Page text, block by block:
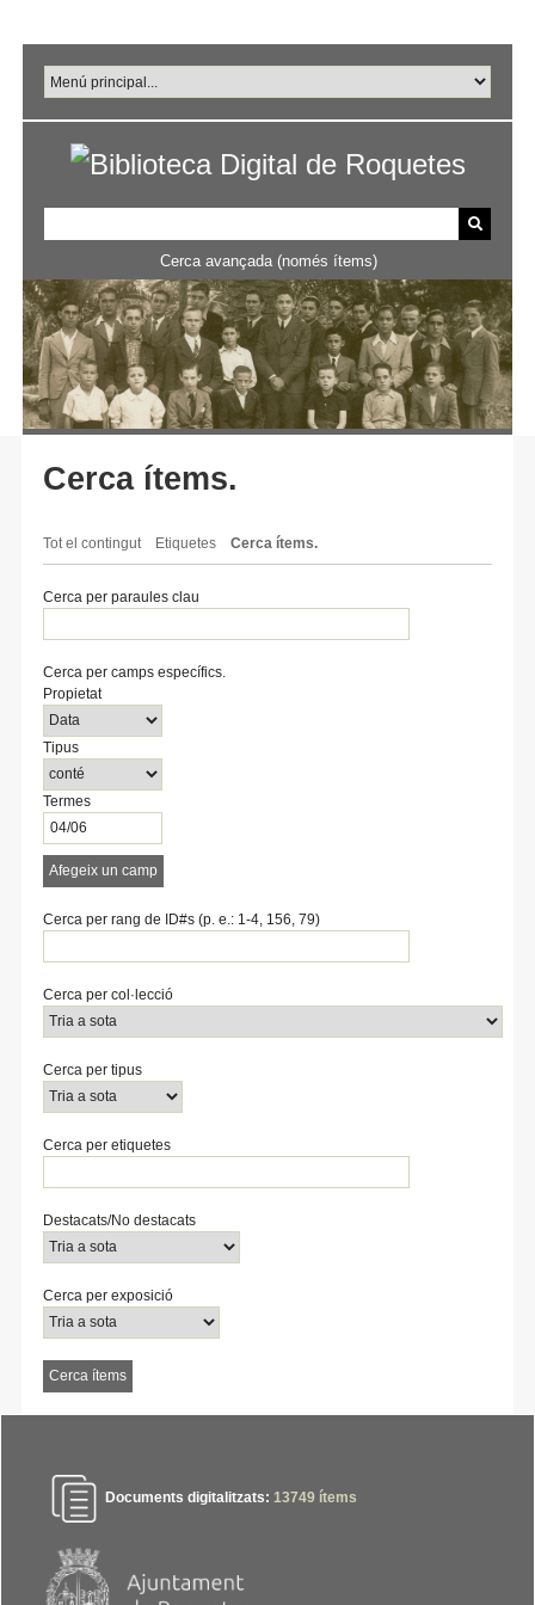
principal
Cerca avançada (només ítems)
Cerca ítems.
Tot el contingut Etiquetes Cerca ítems.
Cerca per paraules clau
Number
of
rows
in
"Cerca
per
camps
específics.":
Cerca per camps específics.
Search
Property
Tipus
de
cerca
Termes
de
cerca
Search
Joiner
Propietat
Tipus
Termes
Afegeix un camp
Cerca per rang de ID#s (p. e.: 1-4, 156, 79)
Cerca per col·lecció
Cerca per tipus
Cerca per etiquetes
Destacats/No destacats
Cerca per exposició
Documents digitalitzats: 13749ítems